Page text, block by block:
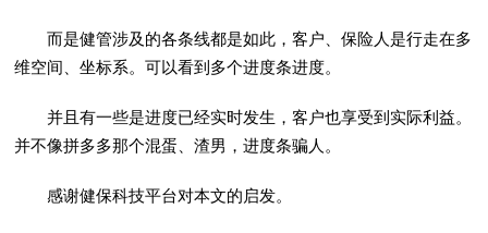
而是健管涉及的各条线都是如此，客户、保险人是行走在多
维空间、坐标系。可以看到多个进度条进度。
并且有一些是进度已经实时发生，客户也享受到实际利益。
并不像拼多多那个混蛋、渣男，进度条骗人。
感谢健保科技平台对本文的启发。